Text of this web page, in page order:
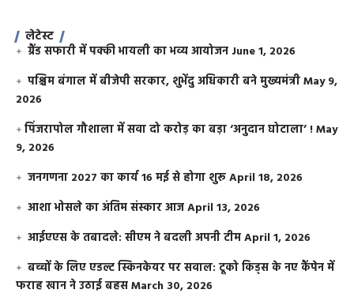
लेटेस्ट
ग्रैंड सफारी में पक्की भायली का भव्य आयोजन June 1, 2026
पश्चिम बंगाल में बीजेपी सरकार, शुभेंदु अधिकारी बने मुख्यमंत्रीMay 9,
2026
​पिंजरापोल गौशाला में सवा दो करोड़ का बड़ा ‘अनुदान घोटाला’ !May
9, 2026
जनगणना 2027 का कार्य 16 मई से होगा शुरूApril 18, 2026
आशा भोसले का अंतिम संस्कार आजApril 13, 2026
आईएएस के तबादले: सीएम ने बदली अपनी टीमApril 1, 2026
बच्चों के लिए एडल्ट स्किनकेयर पर सवाल: टूको किड्स के नए कैंपेन में
फराह खान ने उठाई बहसMarch 30, 2026